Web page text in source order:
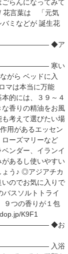
らんになってみて
花言葉は 「元気
ミなどが 誕生花
◆ア
寒い
がら ベッドに入
マは本当に万能
的には、３９～４
香りの精油をお風
考えて選びたい場
用があるエッセン
ーズマリーなど
ンダー、イランイ
あるし使いやすい
ょう♪ ◎アジアチカ
のでお気に入りで
スソルトトライ
９つの香りが１包
K9F1
◆お
入浴